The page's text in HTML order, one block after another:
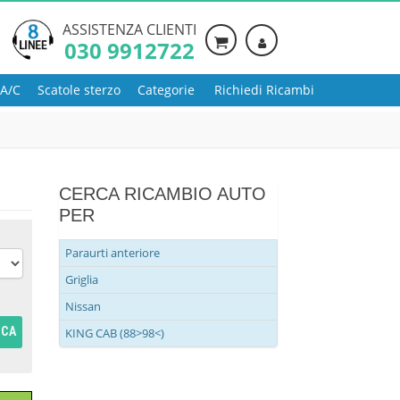
ASSISTENZA CLIENTI
030 9912722
C Scatole sterzo Categorie Richiedi Ricambi
CERCA RICAMBIO AUTO
PER
Paraurti anteriore
Griglia
Nissan
KING CAB (88>98<)